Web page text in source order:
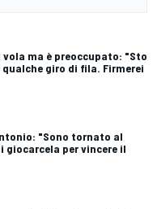
vola ma è preoccupato: "Sto
giro di fila. Firmerei
"Sono tornato al
giocarcela per vincere il